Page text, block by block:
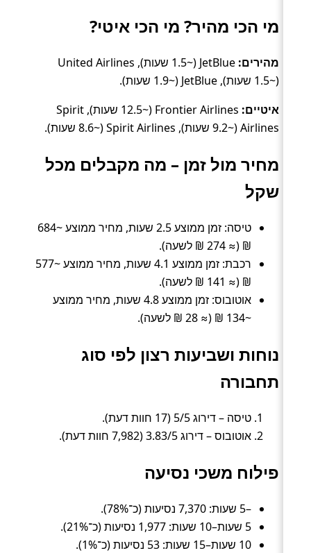
מי הכי מהיר? מי הכי איטי?
מהירים:
JetBlue (~1.5 שעות), United Airlines
(~1.5 שעות), JetBlue (~1.9 שעות).
איטיים:
Frontier Airlines (~12.5 שעות), Spirit
Airlines (~9.2 שעות), Spirit Airlines (~8.6 שעות).
מחיר מול זמן – מה מקבלים מכל
שקל
טיסה: זמן ממוצע 2.5 שעות, מחיר ממוצע ~684
₪ (≈ 274 ₪ לשעה).
רכבת: זמן ממוצע 4.1 שעות, מחיר ממוצע ~577
₪ (≈ 141 ₪ לשעה).
אוטובוס: זמן ממוצע 4.8 שעות, מחיר ממוצע
~134 ₪ (≈ 28 ₪ לשעה).
נוחות ושביעות רצון לפי סוג
תחבורה
טיסה – דירוג 5/5 (17 חוות דעת).
אוטובוס – דירוג 3.83/5 (7,982 חוות דעת).
פילוח משכי נסיעה
–5 שעות: 7,370 נסיעות (כ־78%).
5 שעות–10 שעות: 1,977 נסיעות (כ־21%).
10 שעות–15 שעות: 53 נסיעות (כ־1%).